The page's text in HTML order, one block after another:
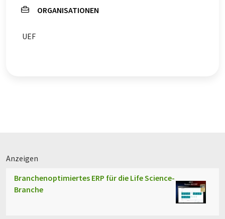
ORGANISATIONEN
UEF
Anzeigen
Branchenoptimiertes ERP für die Life Science-
Branche